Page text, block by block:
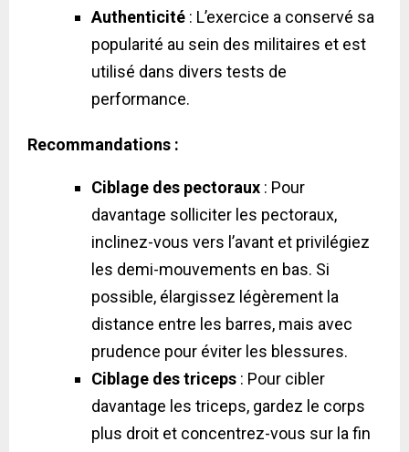
Authenticité : L’exercice a conservé sa
popularité au sein des militaires et est
utilisé dans divers tests de
performance.
Recommandations :
Ciblage des pectoraux : Pour
davantage solliciter les pectoraux,
inclinez-vous vers l’avant et privilégiez
les demi-mouvements en bas. Si
possible, élargissez légèrement la
distance entre les barres, mais avec
prudence pour éviter les blessures.
Ciblage des triceps : Pour cibler
davantage les triceps, gardez le corps
plus droit et concentrez-vous sur la fin